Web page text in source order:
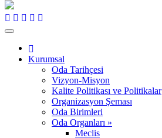
Kurumsal
Oda Tarihçesi
Vizyon-Misyon
Kalite Politikası ve Politikalar
Organizasyon Şeması
Oda Birimleri
Oda Organları »
Meclis